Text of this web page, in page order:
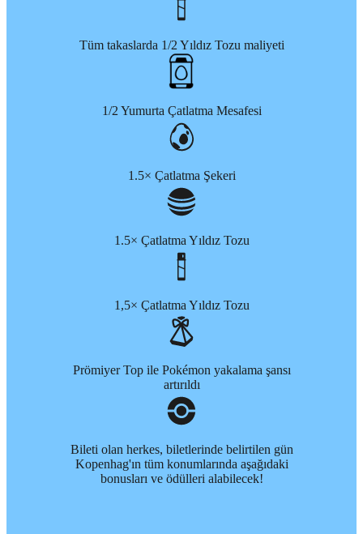
Tüm takaslarda 1/2 Yıldız Tozu maliyeti
1/2 Yumurta Çatlatma Mesafesi
1.5× Çatlatma Şekeri
1.5× Çatlatma Yıldız Tozu
1,5× Çatlatma Yıldız Tozu
Prömiyer Top ile Pokémon yakalama şansı
artırıldı
Bileti olan herkes, biletlerinde belirtilen gün
Kopenhag'ın tüm konumlarında aşağıdaki
bonusları ve ödülleri alabilecek!